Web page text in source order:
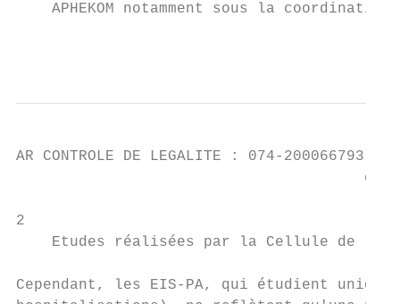
APHEKOM notamment sous la
AR CONTROLE DE LEGALITE : 074-200066793-
en
2
Etudes réalisées par la Cellule de
Cependant, les EIS-PA, qui étudient